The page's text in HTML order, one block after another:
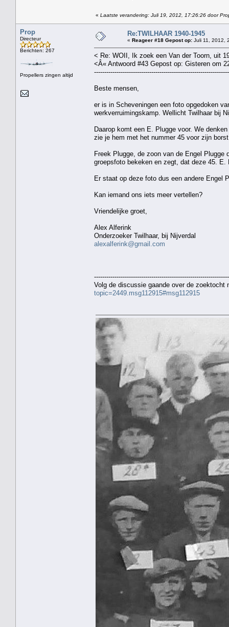
« Laatste verandering: Juli 19, 2012, 17:26:26 door
Prop
Directeur
Berichten: 267
Propellers zingen altijd
Re:TWILHAAR 1940-1945
« Reageer #18 Gepost op: Juli 11, 2012,
< Re: WOII, Ik zoek een Van der Toorn, uit
<Â« Antwoord #43 Gepost op: Gisteren om
Beste mensen,
er is in Scheveningen een foto opgedoken
werkverruimingskamp. Wellicht Twilhaar bij
Daarop komt een E. Plugge voor. We
zie je hem met het nummer 45 voor zijn
Freek Plugge, de zoon van de Engel
groepsfoto bekeken en zegt, dat deze 45.
Er staat op deze foto dus een andere Engel
Kan iemand ons iets meer vertellen?
Vriendelijke groet,
Alex Alferink
Onderzoeker Twilhaar, bij Nijverdal
alexalferink@gmail.com
Volg de discussie gaande over de
topic=2449.msg112915#msg112915